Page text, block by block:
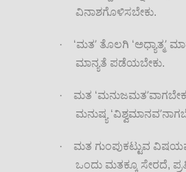
ವಿನಾಶಗೊಳಿಸಬೇಕು.
· ‘ಮತ’ ತೊಲಗಿ ‘ಅಧ್ಯಾತ್ಮ’
ಮಾನ್ಯತೆ ಪಡೆಯಬೇಕು.
· ಮತ ‘ಮನುಜಮತ’
ಮನುಷ್ಯ ‘ವಿಶ್ವಮಾನವ’
·
ಮತ ಗುಂಪುಕಟ್ಟುವ
ಒಂದು ಮತಕ್ಕೂ ಸೇರದೆ,